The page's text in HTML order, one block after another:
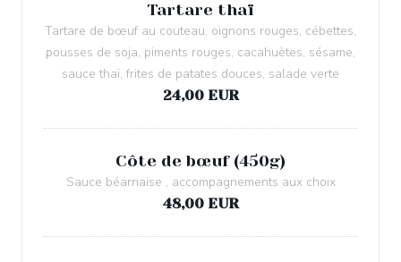
Tartare thaï
Tartare de bœuf au couteau, oignons rouges, cébettes,
pousses de soja, piments rouges, cacahuètes, sésame,
sauce thaï, frites de patates douces, salade verte
24,00 EUR
Côte de bœuf (450g)
Sauce béarnaise , accompagnements aux choix
48,00 EUR